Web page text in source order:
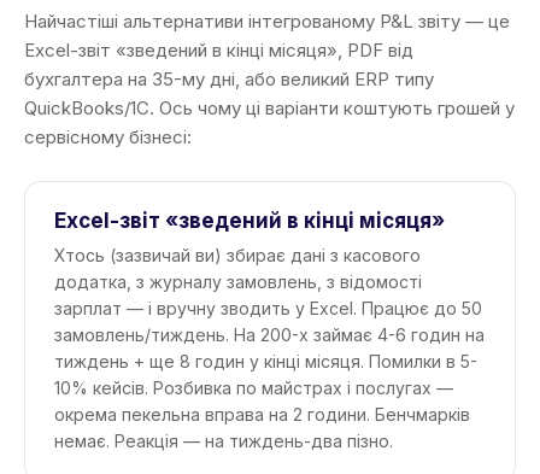
Найчастіші альтернативи інтегрованому P&L звіту — це
Excel-звіт «зведений в кінці місяця», PDF від
бухгалтера на 35-му дні, або великий ERP типу
QuickBooks/1С. Ось чому ці варіанти коштують грошей у
сервісному бізнесі:
Excel-звіт «зведений в кінці місяця»
Хтось (зазвичай ви) збирає дані з касового
додатка, з журналу замовлень, з відомості
зарплат — і вручну зводить у Excel. Працює до 50
замовлень/тиждень. На 200-х займає 4-6 годин на
тиждень + ще 8 годин у кінці місяця. Помилки в 5-
10% кейсів. Розбивка по майстрах і послугах —
окрема пекельна вправа на 2 години. Бенчмарків
немає. Реакція — на тиждень-два пізно.